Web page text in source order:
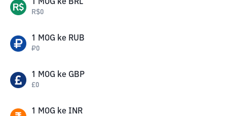
1 MOG ke BRL
R$0
1 MOG ke RUB
₽0
1 MOG ke GBP
£0
1 MOG ke INR